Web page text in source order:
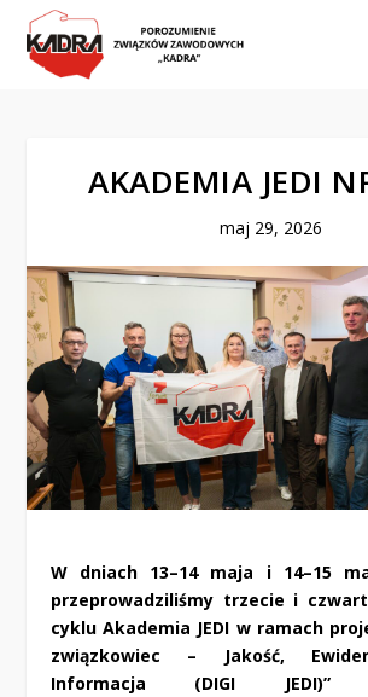
AKADEMIA JEDI
maj 29, 2026
W dniach 13–14 maja i 14–15
przeprowadziliśmy trzecie i
cyklu Akademia JEDI w ramach
związkowiec – Jakość,
Informacja (DIGI JEDI)”